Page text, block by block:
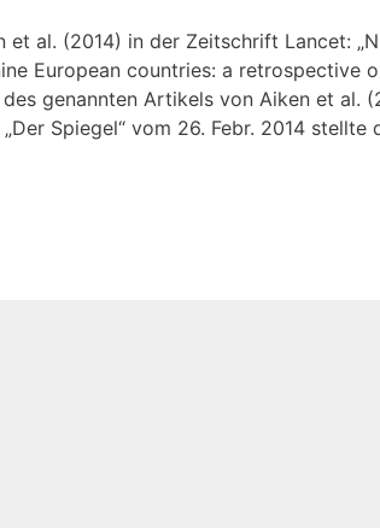
et al. (2014) in der Zeitschrift Lancet:
European countries: a retrospective
genannten Artikels von Aiken et al.
Spiegel“ vom 26. Febr. 2014 stellte